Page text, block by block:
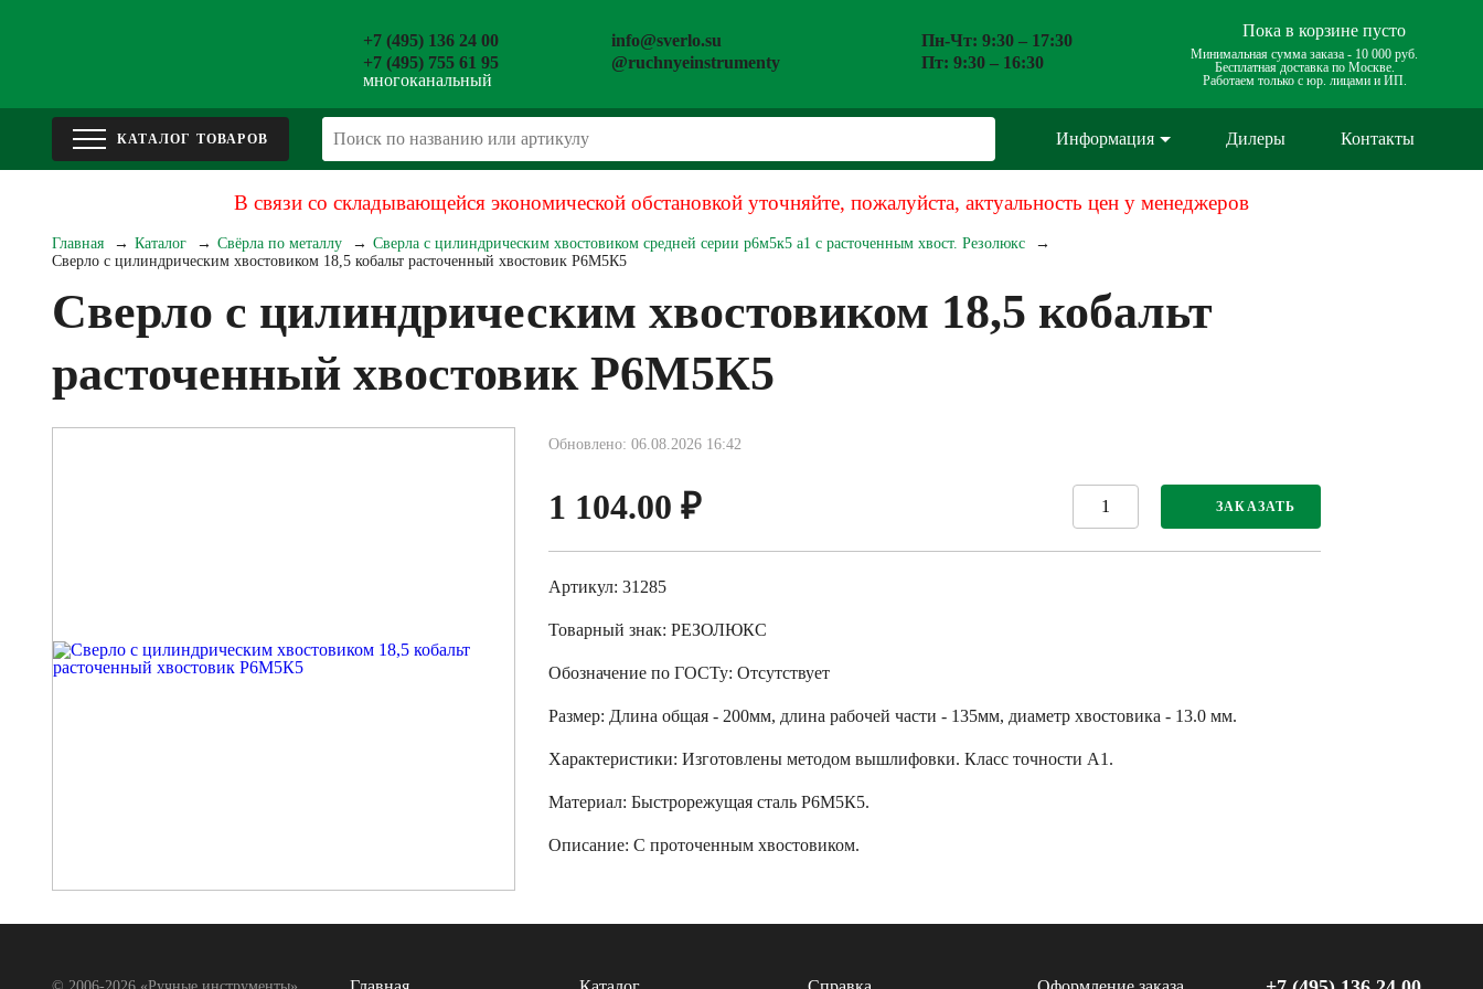
+7 (495) 136 24 00
+7 (495) 755 61 95
многоканальный
info@sverlo.su
@ruchnyeinstrumenty
Пн-Чт: 9:30 – 17:30
Пт: 9:30 – 16:30
Пока в корзине пусто
Минимальная сумма заказа - 10 000 руб.
Бесплатная доставка по Москве.
Работаем только с юр. лицами и ИП.
Информация Дилеры Контакты
В связи со складывающейся экономической обстановкой уточняйте, пожалуйста, актуальность цен у менеджеров
Главная Каталог Свёрла по металлу
Сверла с цилиндрическим хвостовиком средней серии р6м5к5 а1 с расточенным хвост. Резолюкс
Сверло с цилиндрическим хвостовиком 18,5 кобальт расточенный хвостовик Р6М5К5
Сверло с цилиндрическим хвостовиком 18,5 кобальт
расточенный хвостовик Р6М5К5
Обновлено: 06.08.2026 16:42
1 104.00 ₽ ЗАКАЗАТЬ
Артикул: 31285
Товарный знак: РЕЗОЛЮКС
Обозначение по ГОСТу: Отсутствует
Размер: Длина общая - 200мм, длина рабочей части - 135мм, диаметр хвостовика - 13.0 мм.
Характеристики: Изготовлены методом вышлифовки. Класс точности А1.
Материал: Быстрорежущая сталь Р6М5К5.
Описание: С проточенным хвостовиком.